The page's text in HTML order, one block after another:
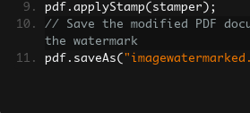
pdf . applyStamp( stamper );
// Save the modified PDF
the watermark
pdf . saveAs(